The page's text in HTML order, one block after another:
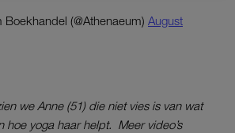
(@Athenaeum) August
we Anne (51) die niet vies is van wat
hoe yoga haar helpt. Meer video’s